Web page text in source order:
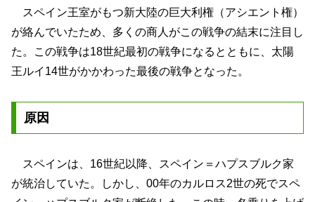
スペイン王室がもつ新大陸の巨大利権（アシエント権）
が絡んでいたため、多くの商人がこの戦争の結末に注目し
た。この戦争は18世紀最初の戦争になるとともに、太陽
王ルイ14世がかかわった最後の戦争となった。
原因
スペインは、16世紀以降、スペイン＝ハプスブルク家
が統治していた。しかし、00年のカルロス2世の死でスペ